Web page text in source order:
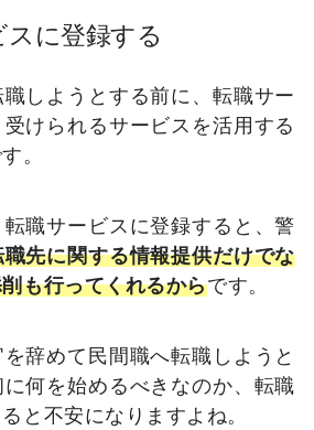
に登録する
しようとする前に、転職サー
けられるサービスを活用する
。
職サービスに登録すると、警
職先に関する情報提供だけでな
も行ってくれるからです。
辞めて民間職へ転職しようと
何を始めるべきなのか、転職
と不安になりますよね。